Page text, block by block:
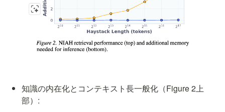
知識の内在化とコンテキスト長一般化（Figure 2上
部）: